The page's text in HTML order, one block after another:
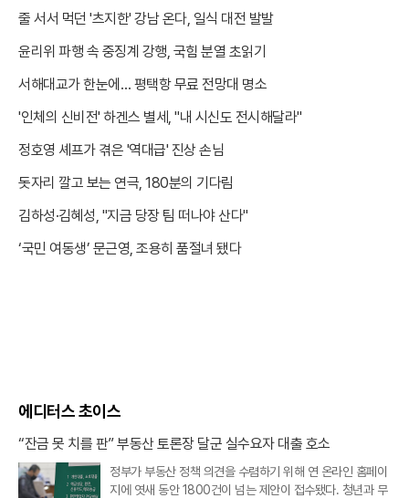
줄 서서 먹던 '츠지한' 강남 온다, 일식 대전 발발
윤리위 파행 속 중징계 강행, 국힘 분열 초읽기
서해대교가 한눈에… 평택항 무료 전망대 명소
'인체의 신비전' 하겐스 별세, "내 시신도 전시해달라"
정호영 셰프가 겪은 '역대급' 진상 손님
돗자리 깔고 보는 연극, 180분의 기다림
김하성·김혜성, "지금 당장 팀 떠나야 산다"
‘국민 여동생’ 문근영, 조용히 품절녀 됐다
에디터스 초이스
“잔금 못 치를 판” 부동산 토론장 달군 실수요자 대출 호소
정부가 부동산 정책 의견을 수렴하기 위해 연 온라인 홈페이
지에 엿새 동안 1800건이 넘는 제안이 접수됐다. 청년과 무